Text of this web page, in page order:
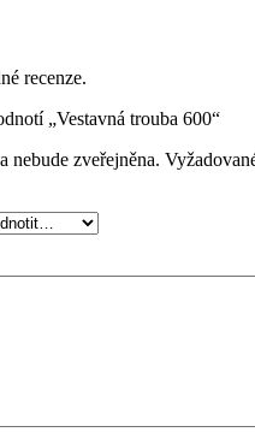
recenze.
„Vestavná trouba 600“
nebude zveřejněna.